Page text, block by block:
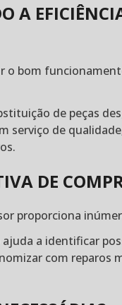
A
o bom
de peças
serviço de
DE
proporciona
a identificar
com reparos